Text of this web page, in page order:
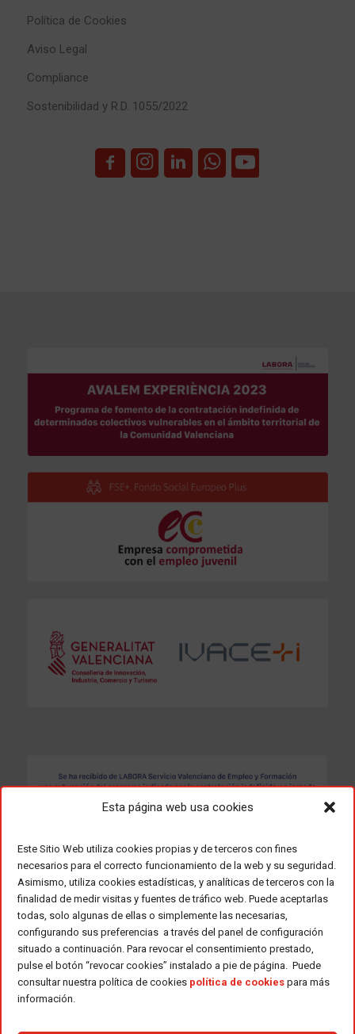
Esta página web usa cookies
Este Sitio Web utiliza cookies propias y de terceros con fines
necesarios para el correcto funcionamiento de la web y su seguridad.
Asimismo, utiliza cookies estadísticas, y analíticas de terceros con la
finalidad de medir visitas y fuentes de tráfico web. Puede aceptarlas
todas, solo algunas de ellas o simplemente las necesarias,
configurando sus preferencias a través del panel de configuración
situado a continuación. Para revocar el consentimiento prestado,
pulse el botón “revocar cookies” instalado a pie de página. Puede
consultar nuestra política de cookies política de cookies para más
información.
Política de Cookies
Aviso Legal
Compliance
Sostenibilidad y R.D. 1055/2022